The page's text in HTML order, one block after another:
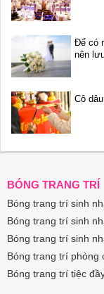
Để có
nên
Cô
BÓNG TRANG TRÍ
Bóng trang trí sinh
Bóng trang trí sinh
Bóng trang trí sinh
Bóng trang trí phòng
Bóng trang trí tiệc